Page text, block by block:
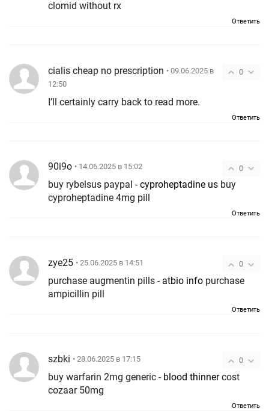
clomid without rx
Ответить
0
cialis cheap no prescription • 09.06.2025 в
12:50
I’ll certainly carry back to read more.
Ответить
0
90i9o • 14.06.2025 в 15:02
buy rybelsus paypal -cyproheptadine us buy
cyproheptadine 4mg pill
Ответить
0
zye25 • 25.06.2025 в 14:51
purchase augmentin pills - atbio info purchase
ampicillin pill
Ответить
0
szbki • 28.06.2025 в 17:15
buy warfarin 2mg generic - blood thinnercost
cozaar 50mg
Ответить